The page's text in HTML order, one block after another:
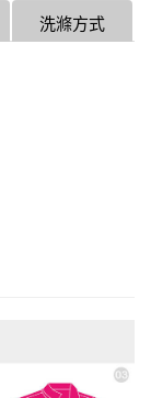
洗滌方式